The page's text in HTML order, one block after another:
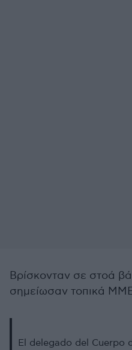
Βρίσκονταν σε στοά
σημείωσαν τοπικά
El delegado del Cuerpo